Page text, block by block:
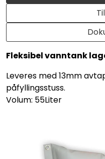
Fleksibel vanntank
Leveres med 13mm
påfyllingsstuss.
Volum: 55Liter